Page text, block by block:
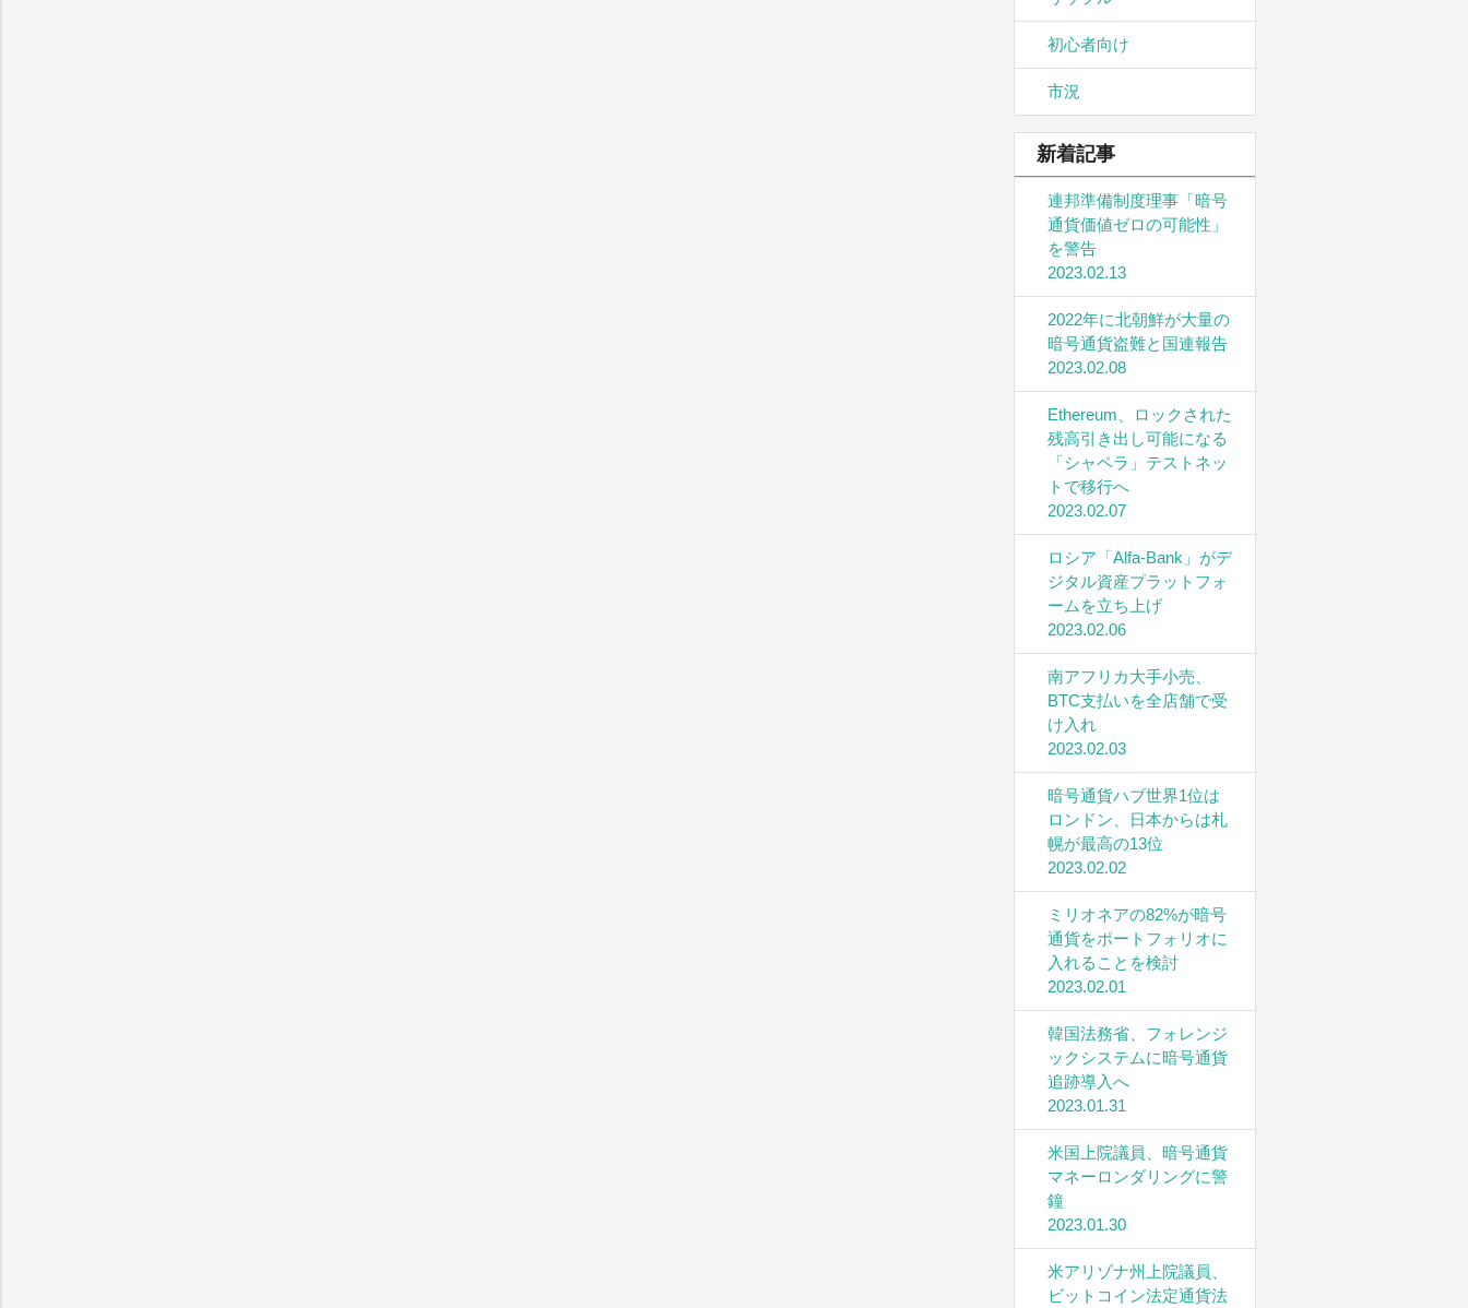
初心者向け
市況
新着記事
連邦準備制度理事「暗号
通貨価値ゼロの可能性」
を警告
2023.02.13
2022年に北朝鮮が大量の
暗号通貨盗難と国連報告
2023.02.08
Ethereum、ロックされた
残高引き出し可能になる
「シャペラ」テストネッ
トで移行へ
2023.02.07
ロシア「Alfa-Bank」がデ
ジタル資産プラットフォ
ームを立ち上げ
2023.02.06
南アフリカ大手小売、
BTC支払いを全店舗で受
け入れ
2023.02.03
暗号通貨ハブ世界1位は
ロンドン、日本からは札
幌が最高の13位
2023.02.02
ミリオネアの82%が暗号
通貨をポートフォリオに
入れることを検討
2023.02.01
韓国法務省、フォレンジ
ックシステムに暗号通貨
追跡導入へ
2023.01.31
米国上院議員、暗号通貨
マネーロンダリングに警
鐘
2023.01.30
米アリゾナ州上院議員、
ビットコイン法定通貨法